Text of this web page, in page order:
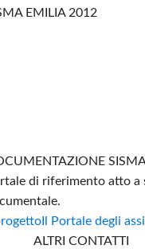
EMILIA 2012
di riferimento atto a
Il Portale degli
ALTRI CONTATTI